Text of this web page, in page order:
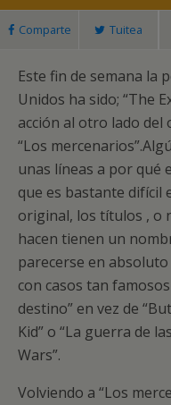
Comparte Tuitea
Este fin de semana la
Unidos ha sido; “The
acción al otro lado del
“Los
unas líneas a por qué
que es bastante difícil
original, los títulos , o
hacen tienen un
parecerse en
con casos tan
destino” en vez de
Kid” o “La guerra de
Wars”.
Volviendo a “Los